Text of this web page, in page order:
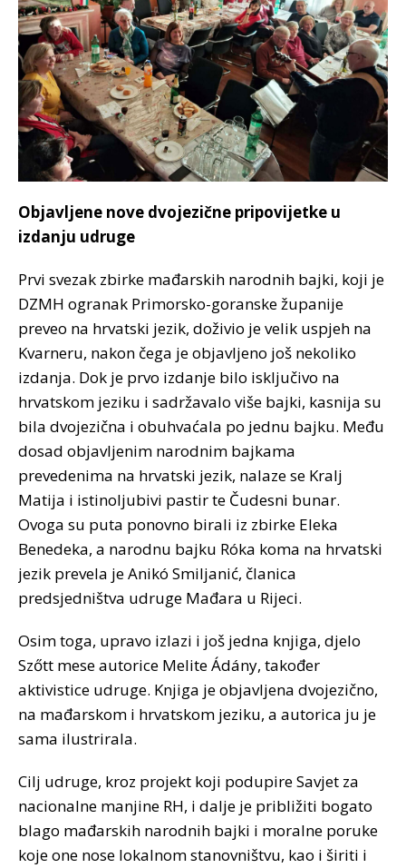
Objavljene nove dvojezične pripovijetke u
izdanju udruge
Prvi svezak zbirke mađarskih narodnih bajki, koji je
DZMH ogranak Primorsko-goranske županije
preveo na hrvatski jezik, doživio je velik uspjeh na
Kvarneru, nakon čega je objavljeno još nekoliko
izdanja. Dok je prvo izdanje bilo isključivo na
hrvatskom jeziku i sadržavalo više bajki, kasnija su
bila dvojezična i obuhvaćala po jednu bajku. Među
dosad objavljenim narodnim bajkama
prevedenima na hrvatski jezik, nalaze se Kralj
Matija i istinoljubivi pastir te Čudesni bunar.
Ovoga su puta ponovno birali iz zbirke Eleka
Benedeka, a narodnu bajku Róka koma na hrvatski
jezik prevela je Anikó Smiljanić, članica
predsjedništva udruge Mađara u Rijeci.
Osim toga, upravo izlazi i još jedna knjiga, djelo
Szőtt mese autorice Melite Ádány, također
aktivistice udruge. Knjiga je objavljena dvojezično,
na mađarskom i hrvatskom jeziku, a autorica ju je
sama ilustrirala.
Cilj udruge, kroz projekt koji podupire Savjet za
nacionalne manjine RH, i dalje je približiti bogato
blago mađarskih narodnih bajki i moralne poruke
koje one nose lokalnom stanovništvu, kao i širiti i